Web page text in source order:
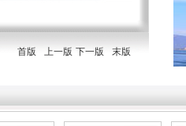
首版 上一版 下一版 末版